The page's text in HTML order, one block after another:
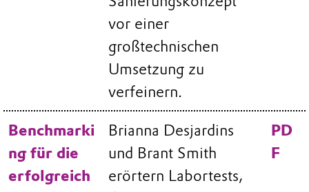
vor einer
großtechnischen
Umsetzung zu
verfeinern.
Benchmarki
ng für die
erfolgreich
Brianna Desjardins
und Brant Smith
erörtern Labortests,
PD
F